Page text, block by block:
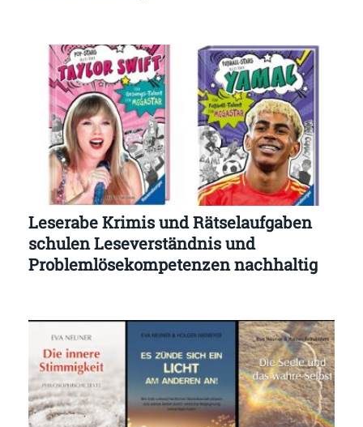
Leserabe Krimis und Rätselaufgaben
schulen Leseverständnis und
Problemlösekompetenzen nachhaltig